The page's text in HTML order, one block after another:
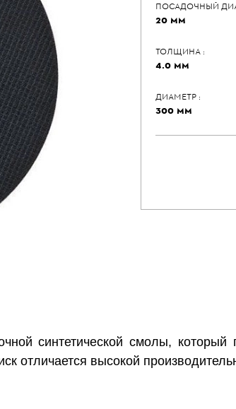
ПОСАДОЧНЫЙ
20 ММ
ТОЛЩИНА :
4.0 ММ
ДИАМЕТР :
300 ММ
синтетической смолы, который
отличается высокой